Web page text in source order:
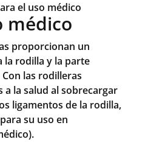
el uso médico
médico
proporcionan un
rodilla y la parte
las rodilleras
a la salud al sobrecargar
ligamentos de la rodilla,
su uso en